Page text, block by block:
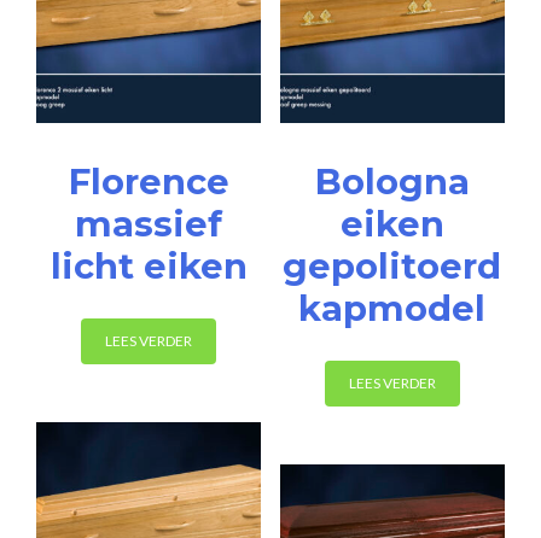
Florence
massief
licht eiken
LEES VERDER
Bologna
eiken
gepolitoerd
kapmodel
LEES VERDER